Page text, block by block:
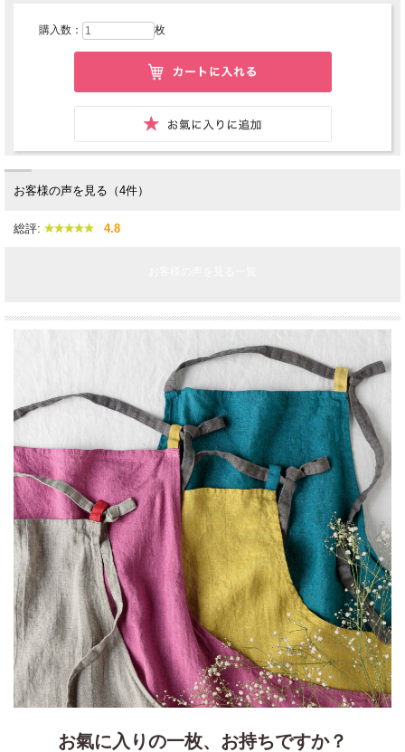
購入数： 枚
お客様の声を見る（4件）
総評: 4.8
お氣に入りの一枚、お持ちですか？